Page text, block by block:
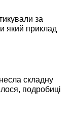
за
який приклад
складну
подробиці